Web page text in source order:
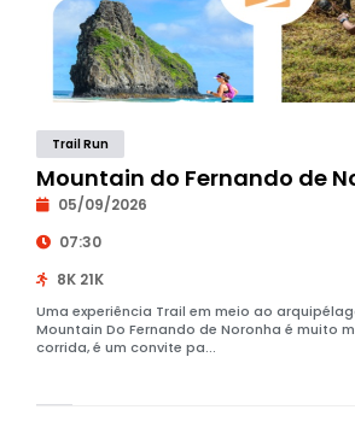
Trail Run
Mountain do Fernando de
05/09/2026
07:30
8K 21K
Uma experiência Trail em meio ao
Mountain Do Fernando de Noronha é muito
corrida, é um convite pa...